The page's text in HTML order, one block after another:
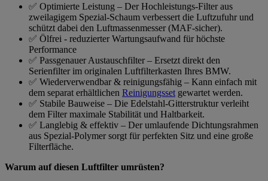
✅ Optimierte Leistung – Der Hochleistungs-Filter aus
zweilagigem Spezial-Schaum verbessert die Luftzufuhr und
schützt dabei den Luftmassenmesser (MAF-sicher).
✅ Ölfrei - reduzierter Wartungsaufwand für höchste
Performance
✅ Passgenauer Austauschfilter – Ersetzt direkt den
Serienfilter im originalen Luftfilterkasten Ihres BMW.
✅ Wiederverwendbar & reinigungsfähig – Kann einfach mit
dem separat erhältlichen Reinigungsset gewartet werden.
✅ Stabile Bauweise – Die Edelstahl-Gitterstruktur verleiht
dem Filter maximale Stabilität und Haltbarkeit.
✅ Langlebig & effektiv – Der umlaufende Dichtungsrahmen
aus Spezial-Polymer sorgt für perfekten Sitz und eine große
Filterfläche.
Warum auf diesen Luftfilter umrüsten?